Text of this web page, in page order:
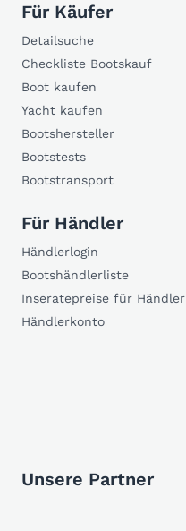
Für Käufer
Detailsuche
Checkliste Bootskauf
Boot kaufen
Yacht kaufen
Bootshersteller
Bootstests
Bootstransport
Für Händler
Händlerlogin
Bootshändlerliste
Inseratepreise für Händler
Händlerkonto
Unsere Partner